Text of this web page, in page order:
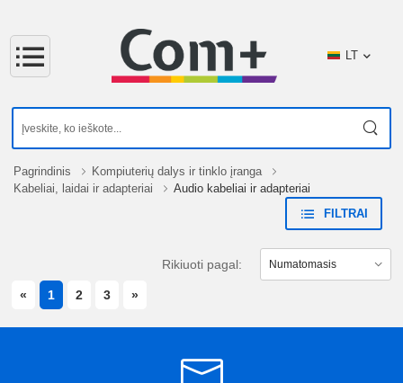
LT
Pagrindinis
Kompiuterių dalys ir tinklo įranga
Kabeliai, laidai ir adapteriai
Audio kabeliai ir adapteriai
FILTRAI
Rikiuoti pagal:
« PREVIOUS
1 2 3 »NEXT